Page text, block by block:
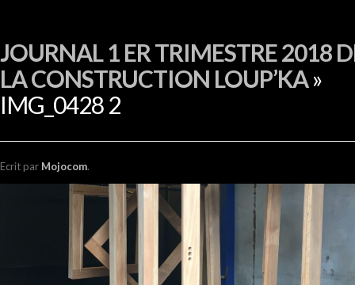
JOURNAL 1 ER TRIMESTRE 2018
LA CONSTRUCTION LOUP’KA»
IMG_0428 2
Ecrit par Mojocom.